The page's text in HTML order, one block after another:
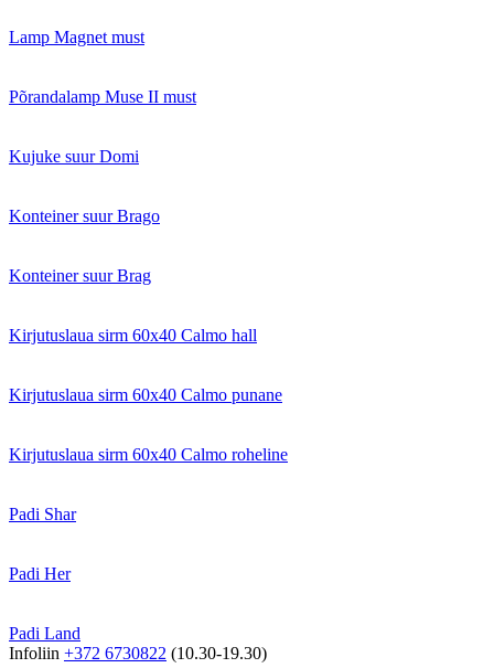
Lamp Magnet must
Põrandalamp Muse II must
Kujuke suur Domi
Konteiner suur Brago
Konteiner suur Brag
Kirjutuslaua sirm 60x40 Calmo hall
Kirjutuslaua sirm 60x40 Calmo punane
Kirjutuslaua sirm 60x40 Calmo roheline
Padi Shar
Padi Her
Padi Land
Infoliin +372 6730822 (10.30-19.30)